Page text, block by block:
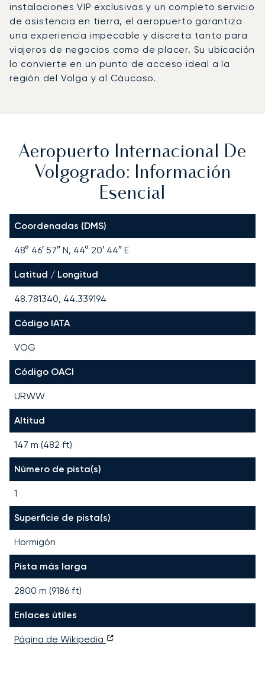
instalaciones VIP exclusivas y un completo servicio
de asistencia en tierra, el aeropuerto garantiza
una experiencia impecable y discreta tanto para
viajeros de negocios como de placer. Su ubicación
lo convierte en un punto de acceso ideal a la
región del Volga y al Cáucaso.
Aeropuerto Internacional De
Volgogrado: Información
Esencial
Coordenadas (DMS)
48° 46′ 57″ N, 44° 20′ 44″ E
Latitud / Longitud
48.781340, 44.339194
Código IATA
VOG
Código OACI
URWW
Altitud
147 m (482 ft)
Número de pista(s)
1
Superficie de pista(s)
Hormigón
Pista más larga
2800 m (9186 ft)
Enlaces útiles
Página de Wikipedia